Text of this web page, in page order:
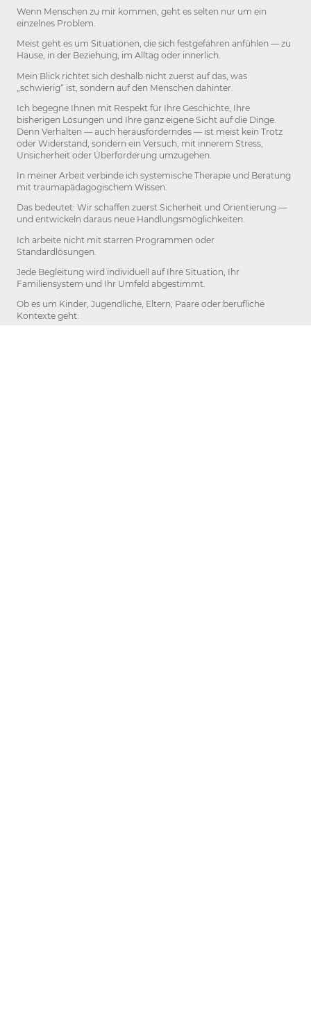
Wenn Menschen zu mir kommen, geht es selten nur um ein
einzelnes Problem.
Meist geht es um Situationen, die sich festgefahren anfühlen — zu
Hause, in der Beziehung, im Alltag oder innerlich.
Mein Blick richtet sich deshalb nicht zuerst auf das, was
„schwierig“ ist, sondern auf den Menschen dahinter.
Ich begegne Ihnen mit Respekt für Ihre Geschichte, Ihre
bisherigen Lösungen und Ihre ganz eigene Sicht auf die Dinge.
Denn Verhalten — auch herausforderndes — ist meist kein Trotz
oder Widerstand, sondern ein Versuch, mit innerem Stress,
Unsicherheit oder Überforderung umzugehen.
In meiner Arbeit verbinde ich systemische Therapie und Beratung
mit traumapädagogischem Wissen.
Das bedeutet: Wir schaffen zuerst Sicherheit und Orientierung —
und entwickeln daraus neue Handlungsmöglichkeiten.
Ich arbeite nicht mit starren Programmen oder
Standardlösungen.
Jede Begleitung wird individuell auf Ihre Situation, Ihr
Familiensystem und Ihr Umfeld abgestimmt.
Ob es um Kinder, Jugendliche, Eltern, Paare oder berufliche
Kontexte geht: